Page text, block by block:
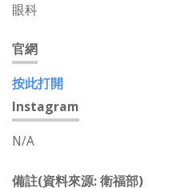
眼科
官網
按此打開
Instagram
N/A
備註(資料來源: 衛福部)